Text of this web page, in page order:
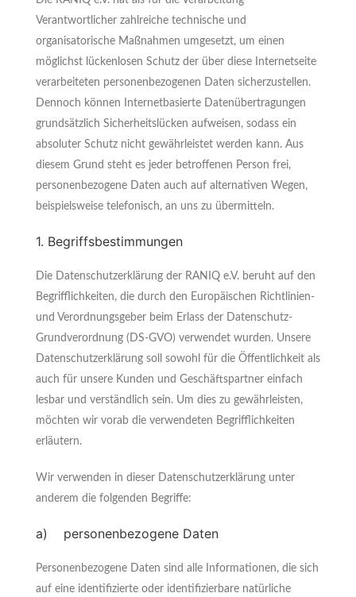
Verantwortlicher zahlreiche technische und
organisatorische Maßnahmen umgesetzt, um einen
möglichst lückenlosen Schutz der über diese Internetseite
verarbeiteten personenbezogenen Daten sicherzustellen.
Dennoch können Internetbasierte Datenübertragungen
grundsätzlich Sicherheitslücken aufweisen, sodass ein
absoluter Schutz nicht gewährleistet werden kann. Aus
diesem Grund steht es jeder betroffenen Person frei,
personenbezogene Daten auch auf alternativen Wegen,
beispielsweise telefonisch, an uns zu übermitteln.
1. Begriffsbestimmungen
Die Datenschutzerklärung der RANIQ e.V. beruht auf den
Begrifflichkeiten, die durch den Europäischen Richtlinien-
und Verordnungsgeber beim Erlass der Datenschutz-
Grundverordnung (DS-GVO) verwendet wurden. Unsere
Datenschutzerklärung soll sowohl für die Öffentlichkeit als
auch für unsere Kunden und Geschäftspartner einfach
lesbar und verständlich sein. Um dies zu gewährleisten,
möchten wir vorab die verwendeten Begrifflichkeiten
erläutern.
Wir verwenden in dieser Datenschutzerklärung unter
anderem die folgenden Begriffe:
a) personenbezogene Daten
Personenbezogene Daten sind alle Informationen, die sich
auf eine identifizierte oder identifizierbare natürliche